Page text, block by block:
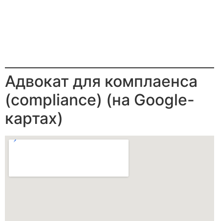
Адвокат для комплаенса
(compliance) (на Google-
картах)